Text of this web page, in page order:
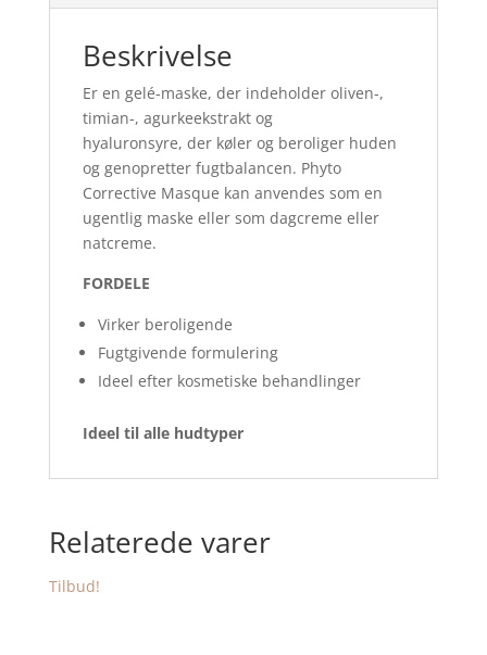
Beskrivelse
Er en gelé-maske, der indeholder oliven-,
timian-, agurkeekstrakt og
hyaluronsyre, der køler og beroliger huden
og genopretter fugtbalancen. Phyto
Corrective Masque kan anvendes som en
ugentlig maske eller som dagcreme eller
natcreme.
FORDELE
Virker beroligende
Fugtgivende formulering
Ideel efter kosmetiske behandlinger
Ideel til alle hudtyper
Relaterede varer
Tilbud!